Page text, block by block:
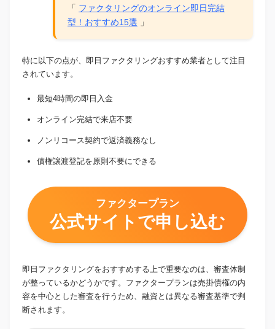
「 ファクタリングのオンライン即日完結
型！おすすめ15選 」
特に以下の点が、即日ファクタリングおすすめ業者として注目
されています。
最短4時間の即日入金
オンライン完結で来店不要
ノンリコース契約で返済義務なし
債権譲渡登記を原則不要にできる
ファクタープラン
公式サイトで申し込む
即日ファクタリングをおすすめする上で重要なのは、審査体制
が整っているかどうかです。ファクタープランは売掛債権の内
容を中心とした審査を行うため、融資とは異なる審査基準で判
断されます。